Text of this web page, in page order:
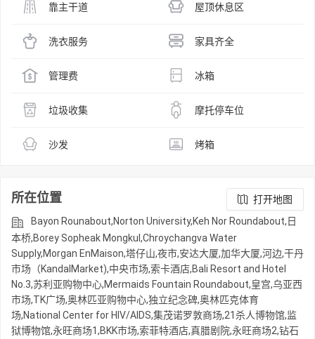
靠主干道 屋顶休息区
洗衣服务 家具齐全
管理费 冰箱
垃圾收集 摩托停车位
沙发 烤箱
所在位置
打开地图
Bayon Rounabout,Norton University,Keh Nor Roundabout,日
本桥,Borey Sopheak Mongkul,Chroychangva Water
Supply,Morgan EnMaison,塔仔山,夜市,安达大厦,加华大厦,河边,干丹
市场（KandalMarket),中央市场,索卡酒店,Bali Resort and Hotel
No.3,苏利亚购物中心,Mermaids Fountain Roundabout,皇宫,乌亚西
市场,TK广场,奥林匹亚购物中心,独立纪念碑,奥林匹克体育
场,National Center for HIV/AIDS,集茂诺罗敦商场,21杀人博物馆,监
狱博物馆,永旺商场1,BKK市场,索菲特酒店,真腊剧院,永旺商场2,钻石